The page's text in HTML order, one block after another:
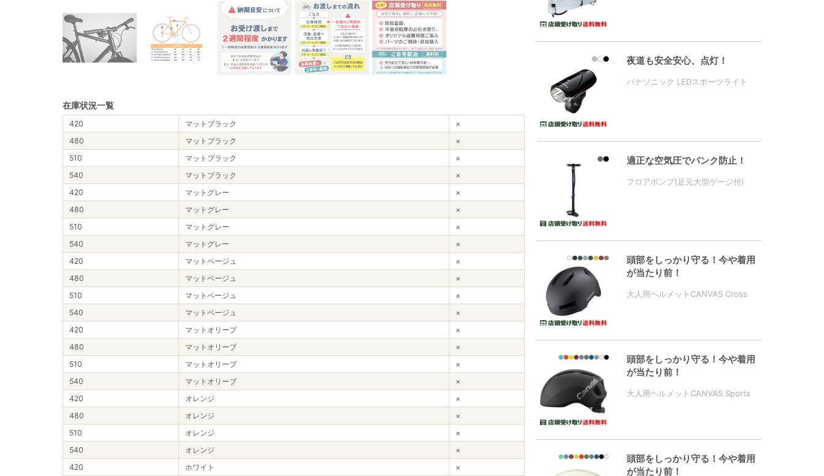
在庫状況一覧
420 マットブラック
×
480
マットブラック
×
510
マットブラック
×
540
マットブラック
×
420
マットグレー
×
480
マットグレー
×
510
マットグレー
×
540
マットグレー
×
420
マットベージュ
×
480
マットベージュ
×
510
マットベージュ
×
540
マットベージュ
×
420
マットオリーブ
×
480
マットオリーブ
×
510
マットオリーブ
×
540
マットオリーブ
×
420
オレンジ
×
480
オレンジ
×
510
オレンジ
×
540
オレンジ
×
420
ホワイト
×
夜道も安全安心、点灯！
パナソニック LEDスポーツライト
適正な空気圧でパンク防止！
フロアポンプ(足元大型ゲージ付)
頭部をしっかり守る！今や着用
が当たり前！
大人用ヘルメットCANVAS Cross
頭部をしっかり守る！今や着用
が当たり前！
大人用ヘルメットCANVAS Sports
頭部をしっかり守る！今や着用
が当たり前！